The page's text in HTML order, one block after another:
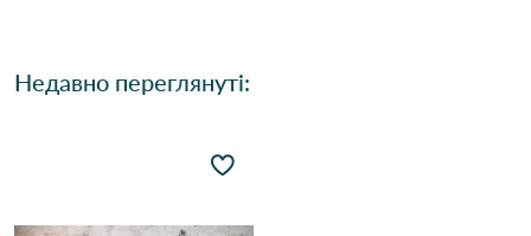
Недавно переглянуті: